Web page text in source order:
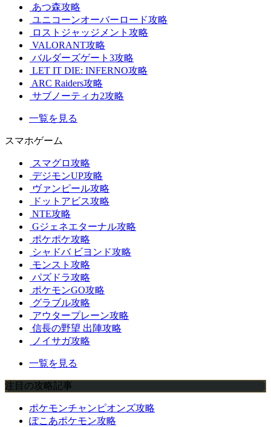
あつ森攻略
ユニコーンオーバーロード攻略
ロストジャッジメント攻略
VALORANT攻略
バルダーズゲート3攻略
LET IT DIE: INFERNO攻略
ARC Raiders攻略
サブノーティカ2攻略
一覧を見る
スマホゲーム
スマグロ攻略
デジモンUP攻略
ヴァンピール攻略
ドットアビス攻略
NTE攻略
Gジェネエターナル攻略
ポケポケ攻略
シャドバ ビヨンド攻略
モンスト攻略
パズドラ攻略
ポケモンGO攻略
グラブル攻略
アウタープレーン攻略
信長の野望 出陣攻略
ノイサガ攻略
一覧を見る
注目の攻略記事
ポケモンチャンピオンズ攻略
ぽこあポケモン攻略